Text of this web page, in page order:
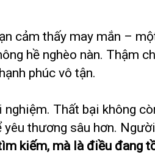
cảm thấy may mắn –
hề nghèo nàn. Thậm
phúc vô tận.
Thất bại không
thương sâu hơn.
kiếm, mà là điều đang